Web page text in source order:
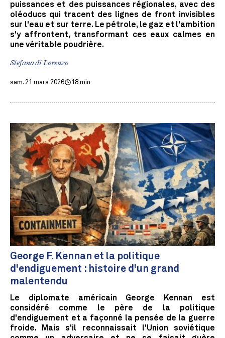
puissances et des puissances régionales, avec des
oléoducs qui tracent des lignes de front invisibles
sur l'eau et sur terre. Le pétrole, le gaz et l'ambition
s'y affrontent, transformant ces eaux calmes en
une véritable poudrière.
Stefano di Lorenzo
sam. 21 mars 2026 18 min
George F. Kennan et la politique
d'endiguement : histoire d'un grand
malentendu
Le diplomate américain George Kennan est
considéré comme le père de la politique
d'endiguement et a façonné la pensée de la guerre
froide. Mais s'il reconnaissait l'Union soviétique